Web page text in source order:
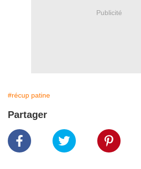
Publicité
#récup patine
Partager